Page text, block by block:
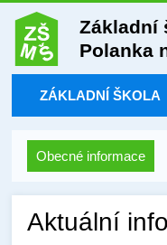
Základní
Polanka
ZÁKLADNÍ ŠKOLA
Obecné informace
Aktuální